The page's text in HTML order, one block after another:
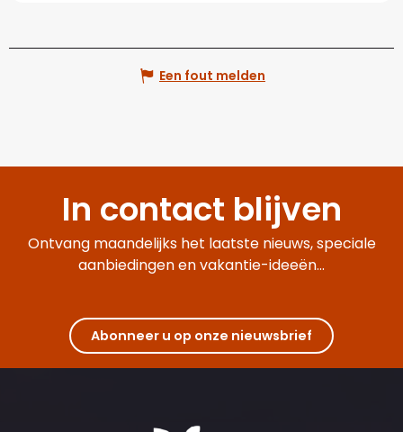
Een fout melden
In contact blijven
Ontvang maandelijks het laatste nieuws, speciale
aanbiedingen en vakantie-ideeën...
Abonneer u op onze nieuwsbrief